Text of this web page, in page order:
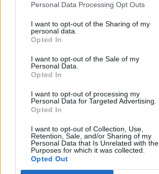
Personal Data Processing Opt Outs
I want to opt-out of the Sharing of my
personal data.
Opted In
I want to opt-out of the Sale of my
Personal Data.
Opted In
I want to opt-out of processing my
Personal Data for Targeted Advertising.
Opted In
I want to opt-out of Collection, Use,
Retention, Sale, and/or Sharing of my
Personal Data that Is Unrelated with the
Purposes for which it was collected.
Opted Out